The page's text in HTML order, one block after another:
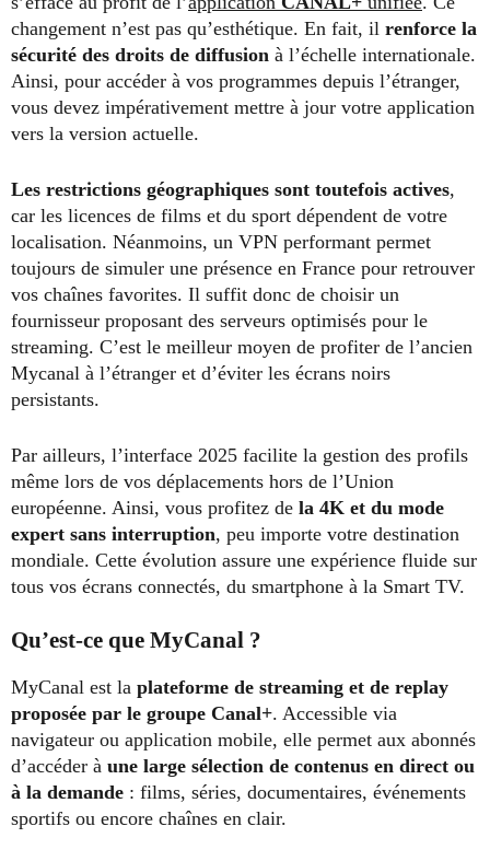
changement n’est pas qu’esthétique. En fait, il renforce la
sécurité des droits de diffusion à l’échelle internationale.
Ainsi, pour accéder à vos programmes depuis l’étranger,
vous devez impérativement mettre à jour votre application
vers la version actuelle.
Les restrictions géographiques sont toutefois actives,
car les licences de films et du sport dépendent de votre
localisation. Néanmoins, un VPN performant permet
toujours de simuler une présence en France pour retrouver
vos chaînes favorites. Il suffit donc de choisir un
fournisseur proposant des serveurs optimisés pour le
streaming. C’est le meilleur moyen de profiter de l’ancien
Mycanal à l’étranger et d’éviter les écrans noirs
persistants.
Par ailleurs, l’interface 2025 facilite la gestion des profils
même lors de vos déplacements hors de l’Union
européenne. Ainsi, vous profitez de la 4K et du mode
expert sans interruption, peu importe votre destination
mondiale. Cette évolution assure une expérience fluide sur
tous vos écrans connectés, du smartphone à la Smart TV.
Qu’est-ce que MyCanal ?
MyCanal est la plateforme de streaming et de replay
proposée par le groupe Canal+. Accessible via
navigateur ou application mobile, elle permet aux abonnés
d’accéder à une large sélection de contenus en direct ou
à la demande : films, séries, documentaires, événements
sportifs ou encore chaînes en clair.